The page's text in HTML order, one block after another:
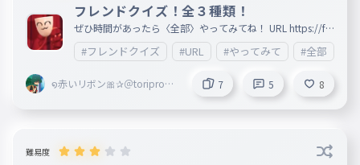
フレンドクイズ！全３種類！
ぜひ時間があったら〈全部〉やってみてね！ URL https://fri
endquiz.me/quiz/QdjLvRYz https://friendquiz.me/quiz/5K
ry6zq8 https://friendquiz.me/quiz/CDxK3ubV
#フレンドクイズ #URL #やってみて #全部
໑赤いリボン🎀✰＠toriproZ
7 5 8
難易度